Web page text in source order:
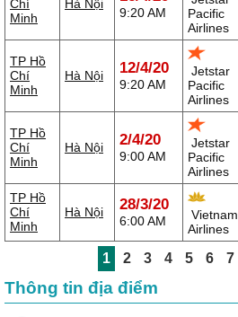
Chí
Minh
Hà Nội
9:20 AM
Pacific
Airlines
TP Hồ
Chí
Minh
Hà Nội 12/4/20
9:20 AM
Jetstar
Pacific
Airlines
TP Hồ
Chí
Minh
Hà Nội 2/4/20
9:00 AM
Jetstar
Pacific
Airlines
TP Hồ
Chí
Minh
Hà Nội 28/3/20
6:00 AM
Vietnam
Airlines
1 2 3 4 5 6 7
Thông tin địa điểm